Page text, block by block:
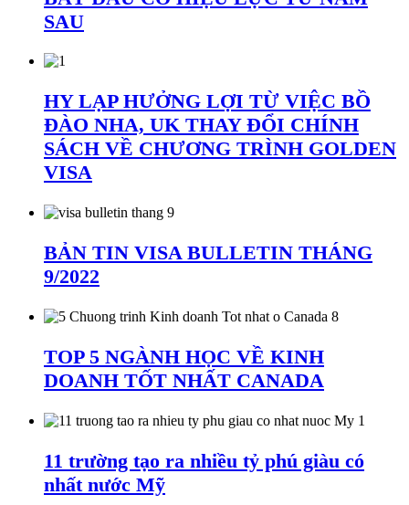
SAU
HY LẠP HƯỞNG LỢI TỪ VIỆC BỒ
ĐÀO NHA, UK THAY ĐỔI CHÍNH
SÁCH VỀ CHƯƠNG TRÌNH GOLDEN
VISA
BẢN TIN VISA BULLETIN THÁNG
9/2022
TOP 5 NGÀNH HỌC VỀ KINH
DOANH TỐT NHẤT CANADA
11 trường tạo ra nhiều tỷ phú giàu có
nhất nước Mỹ